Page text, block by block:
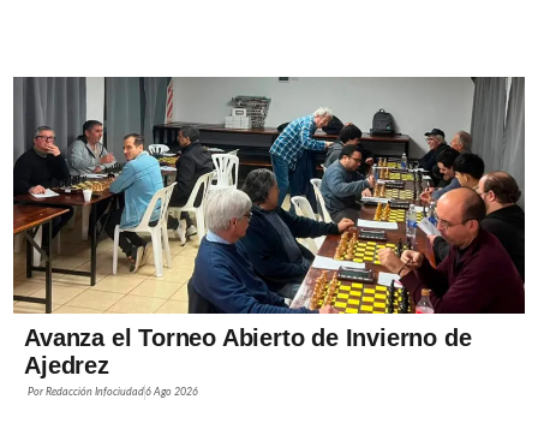
Avanza el Torneo Abierto de Invierno de
Ajedrez
PorRedacción Infociudad6 Ago 2026